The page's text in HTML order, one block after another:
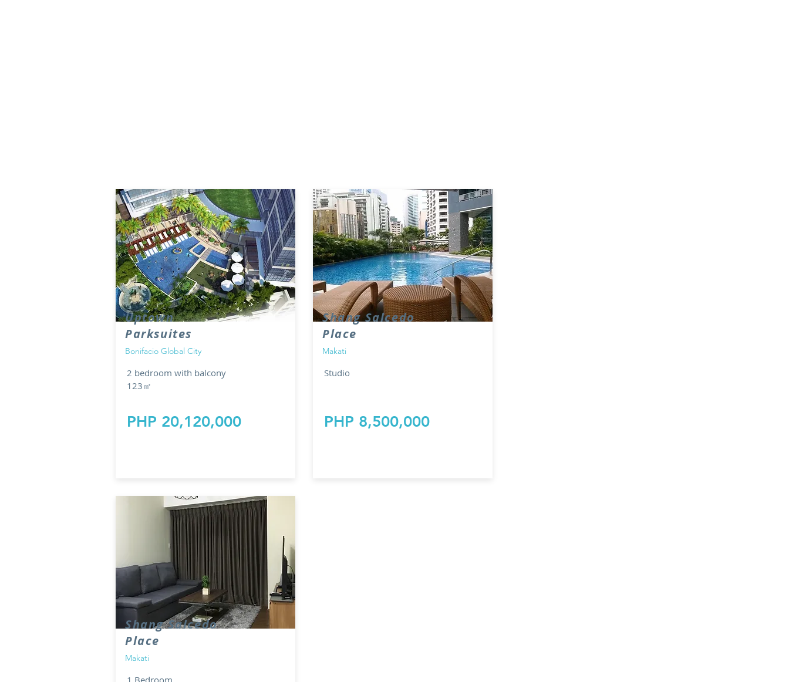
Uptown
Parksuites
Bonifacio Global City
2 bedroom with balcony
123㎡
PHP 20,120,000
Shang Salcedo
Place
Makati
Studio
PHP 8,500,000
Shang Salcedo
Place
Makati
1 Bedroom